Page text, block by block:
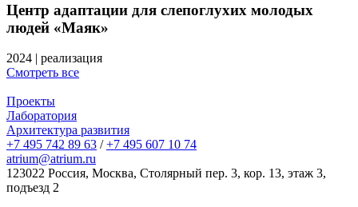
Центр адаптации для слепоглухих молодых
людей «Маяк»
2024 | реализация
Смотреть все
Проекты
Лаборатория
Архитектура развития
+7 495 742 89 63 / +7 495 607 10 74
atrium@atrium.ru
123022 Россия, Москва, Столярный пер. 3, кор. 13, этаж 3,
подъезд 2